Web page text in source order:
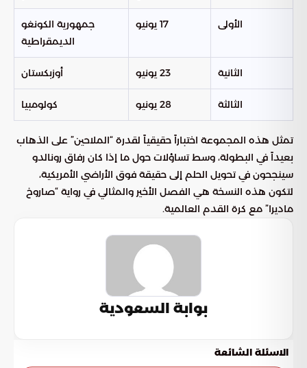
الأولى 17 يونيو
جمهورية الكونغو
الديمقراطية
الثانية 23 يونيو أوزبكستان
الثالثة 28 يونيو كولومبيا
تمثل هذه المجموعة اختباراً حقيقياً لقدرة “الملاحين” على الذهاب
بعيداً في البطولة، وسط تساؤلات حول ما إذا كان رفاق رونالدو
سينجحون في تحويل الحلم إلى حقيقة فوق الأراضي الأمريكية،
لتكون هذه النسخة هي الفصل الأخير والمثالي في رواية “صاروخ
ماديرا” مع كرة القدم العالمية.
بوابة السعودية
الاسئلة الشائعة